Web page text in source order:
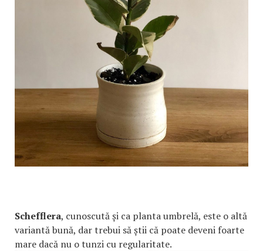
Schefflera, cunoscută și ca planta umbrelă, este o altă
variantă bună, dar trebui să știi că poate deveni foarte
mare dacă nu o tunzi cu regularitate.